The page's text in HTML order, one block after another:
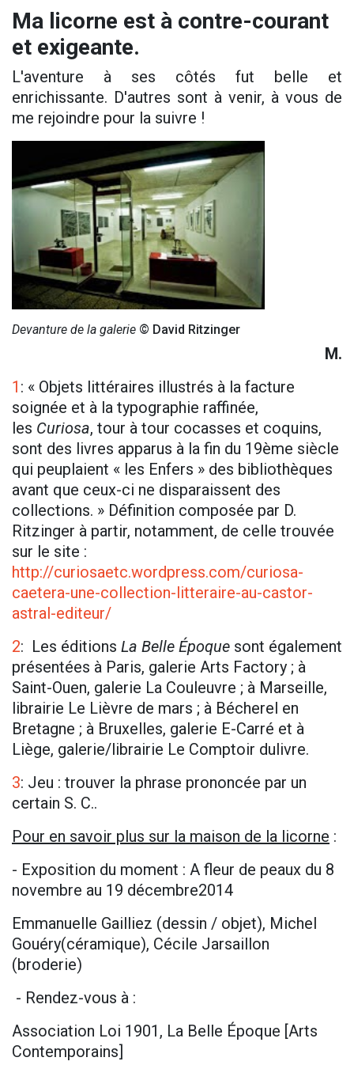
Ma licorne est à contre-courant
et exigeante.
L'aventure à ses côtés fut belle et
enrichissante. D'autres sont à venir, à vous de
me rejoindre pour la suivre !
Devanture de la galerie © David Ritzinger
M.
1 : « Objets littéraires illustrés à la facture
soignée et à la typographie raffinée,
les Curiosa, tour à tour cocasses et coquins,
sont des livres apparus à la fin du 19ème siècle
qui peuplaient « les Enfers » des bibliothèques
avant que ceux-ci ne disparaissent des
collections. » Définition composée par D.
Ritzinger à partir, notamment, de celle trouvée
sur le site :
http://curiosaetc.wordpress.com/curiosa-
caetera-une-collection-litteraire-au-castor-
astral-editeur/
2: Les éditions La Belle Époque sont également
présentées à Paris, galerie Arts Factory ; à
Saint-Ouen, galerie La Couleuvre ; à Marseille,
librairie Le Lièvre de mars ; à Bécherel en
Bretagne ; à Bruxelles, galerie E-Carré et à
Liège, galerie/librairie Le Comptoir dulivre.
3: Jeu : trouver la phrase prononcée par un
certain S. C..
Pour en savoir plus sur la maison de la licorne :
- Exposition du moment : A fleur de peaux du 8
novembre au 19 décembre2014
Emmanuelle Gailliez (dessin / objet), Michel
Gouéry(céramique), Cécile Jarsaillon
(broderie)
- Rendez-vous à :
Association Loi 1901, La Belle Époque [Arts
Contemporains]